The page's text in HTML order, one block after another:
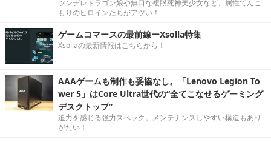
ツンデレドラゴン娘や無口な複眼死神美少女など、属性てんこ
もりのヒロインたちがアツい！
ゲームコマースの最前線ーXsolla特集
Xsollaの最新情報はこちらから！
AAAゲームも制作も妥協なし。「Lenovo Legion To
wer 5」はCore Ultra世代の“全てこなせるゲーミング
デスクトップ”
迫力を感じる強力スペック。メンテナンスしやすい構造もあり
がたい！